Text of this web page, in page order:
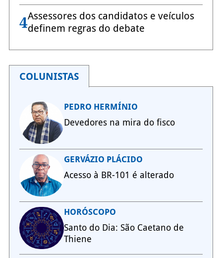
4Assessores dos candidatos e veículos
definem regras do debate
COLUNISTAS
PEDRO HERMÍNIO
Devedores na mira do fisco
GERVÁZIO PLÁCIDO
Acesso à BR-101 é alterado
HORÓSCOPO
Santo do Dia: São Caetano de
Thiene